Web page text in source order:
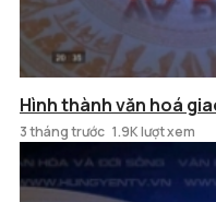
Hình thành văn hoá
3 tháng trước 1.9K lượt xem